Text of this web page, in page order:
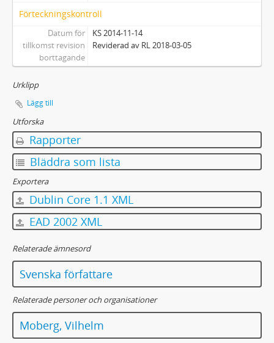
Förteckningskontroll
Datum för
tillkomst revision
borttagande
KS 2014-11-14
Reviderad av RL 2018-03-05
Urklipp
Lägg till
Utforska
Rapporter
Bläddra som lista
Exportera
Dublin Core 1.1 XML
EAD 2002 XML
Relaterade ämnesord
Svenska författare
Relaterade personer och organisationer
Moberg, Vilhelm